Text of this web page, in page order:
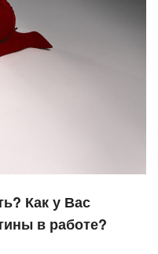
Как у Вас
в работе?